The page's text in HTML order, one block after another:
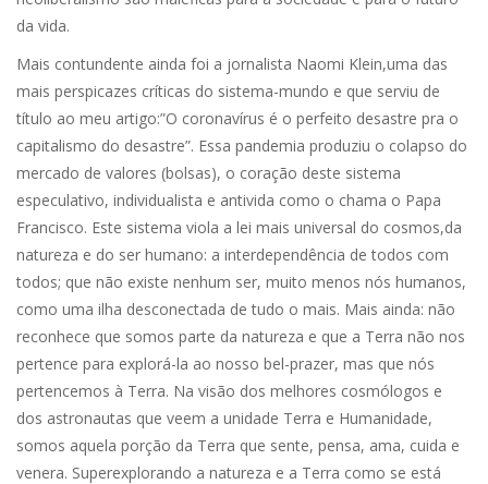
da vida.
Mais contundente ainda foi a jornalista Naomi Klein,uma das
mais perspicazes críticas do sistema-mundo e que serviu de
título ao meu artigo:”O coronavírus é o perfeito desastre pra o
capitalismo do desastre”. Essa pandemia produziu o colapso do
mercado de valores (bolsas), o coração deste sistema
especulativo, individualista e antivida como o chama o Papa
Francisco. Este sistema viola a lei mais universal do cosmos,da
natureza e do ser humano: a interdependência de todos com
todos; que não existe nenhum ser, muito menos nós humanos,
como uma ilha desconectada de tudo o mais. Mais ainda: não
reconhece que somos parte da natureza e que a Terra não nos
pertence para explorá-la ao nosso bel-prazer, mas que nós
pertencemos à Terra. Na visão dos melhores cosmólogos e
dos astronautas que veem a unidade Terra e Humanidade,
somos aquela porção da Terra que sente, pensa, ama, cuida e
venera. Superexplorando a natureza e a Terra como se está